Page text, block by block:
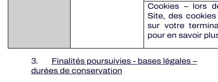
Cookies – lors
Site, des
sur votre
pour en savoir
3. Finalités poursuivies - bases légales –
durées de conservation